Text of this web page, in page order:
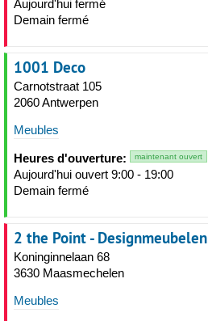
Aujourd'hui fermé
Demain fermé
1001 Deco
Carnotstraat 105
2060 Antwerpen
Meubles
Heures d'ouverture: maintenant ouvert
Aujourd'hui ouvert 9:00 - 19:00
Demain fermé
2 the Point - Designmeubelen
Koninginnelaan 68
3630 Maasmechelen
Meubles